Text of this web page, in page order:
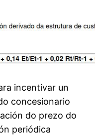
incentivar un
concesionario
do prezo do
periódica